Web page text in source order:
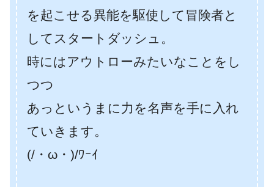
を起こせる異能を駆使して冒険者と
してスタートダッシュ。
時にはアウトローみたいなことをし
つつ
あっというまに力を名声を手に入れ
ていきます。
(/・ω・)/ﾜｰｲ